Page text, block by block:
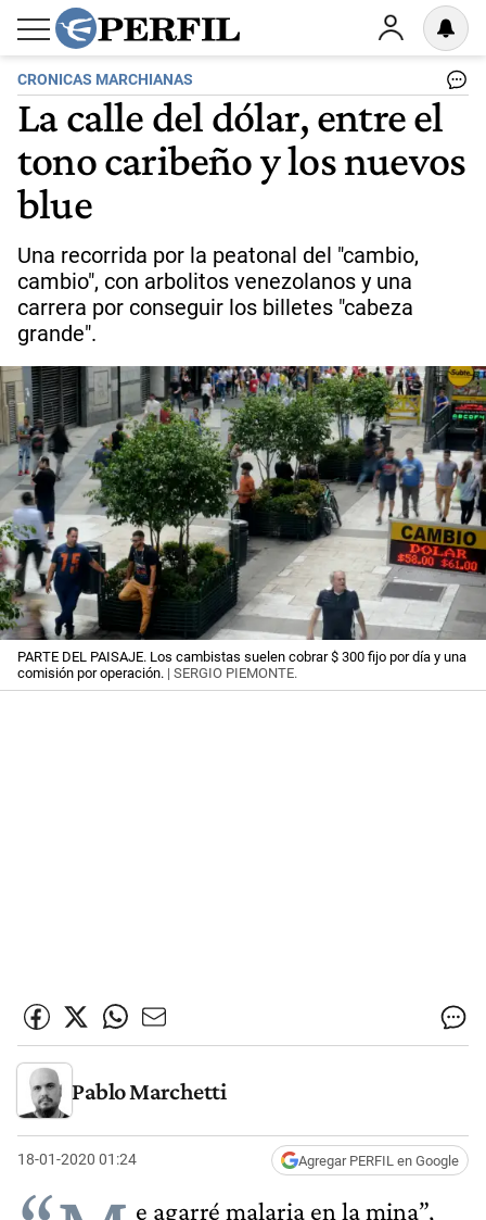
CRONICAS MARCHIANAS
La calle del dólar, entre el
tono caribeño y los nuevos
blue
Una recorrida por la peatonal del "cambio,
cambio", con arbolitos venezolanos y una
carrera por conseguir los billetes "cabeza
grande".
PARTE DEL PAISAJE. Los cambistas suelen cobrar $ 300 fijo por día y una
comisión por operación. | SERGIO PIEMONTE.
Pablo Marchetti
18-01-2020 01:24 Agregar PERFIL en Google
e agarré malaria en la mina”,